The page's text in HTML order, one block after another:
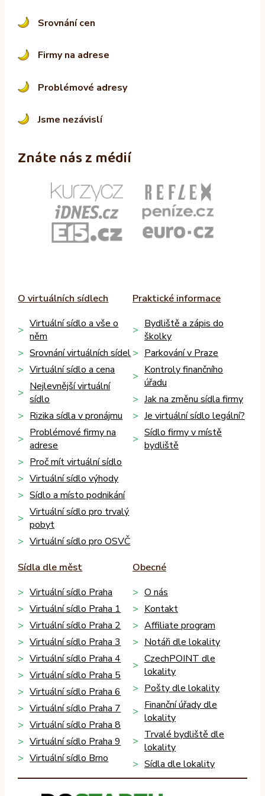
Srovnání cen
Firmy na adrese
Problémové adresy
Jsme nezávislí
Znáte nás z médií
O virtuálních sídlech
Virtuální sídlo a vše o
něm
Srovnání virtuálních sídel
Virtuální sídlo a cena
Nejlevnější virtuální
sídlo
Rizika sídla v pronájmu
Problémové firmy na
adrese
Proč mít virtuální sídlo
Virtuální sídlo výhody
Sídlo a místo podnikání
Virtuální sídlo pro trvalý
pobyt
Virtuální sídlo pro OSVČ
Praktické informace
Bydliště a zápis do
školky
Parkování v Praze
Kontroly finančního
úřadu
Jak na změnu sídla firmy
Je virtuální sídlo legální?
Sídlo firmy v místě
bydliště
Sídla dle měst
Virtuální sídlo Praha
Virtuální sídlo Praha 1
Virtuální sídlo Praha 2
Virtuální sídlo Praha 3
Virtuální sídlo Praha 4
Virtuální sídlo Praha 5
Virtuální sídlo Praha 6
Virtuální sídlo Praha 7
Virtuální sídlo Praha 8
Virtuální sídlo Praha 9
Virtuální sídlo Brno
Obecné
O nás
Kontakt
Affiliate program
Notáři dle lokality
CzechPOINT dle
lokality
Pošty dle lokality
Finanční úřady dle
lokality
Trvalé bydliště dle
lokality
Sídla dle lokality